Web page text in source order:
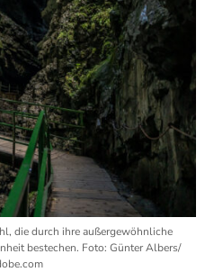
die durch ihre außergewöhnliche
bestechen. Foto: Günter Albers/